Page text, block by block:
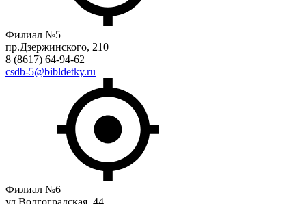
Филиал №5
пр.Дзержинского, 210
8 (8617) 64-94-62
csdb-5@bibldetky.ru
Филиал №6
ул.Волгоградская, 44